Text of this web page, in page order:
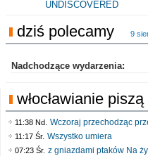
UNDISCOVERED
dziś polecamy 9
Nadchodzące wydarzenia:
włocławianie piszą
11:38 Nd. Wczoraj przechodząc
11:17 Śr. Wszystko umiera
07:23 Śr. z gniazdami ptaków Na